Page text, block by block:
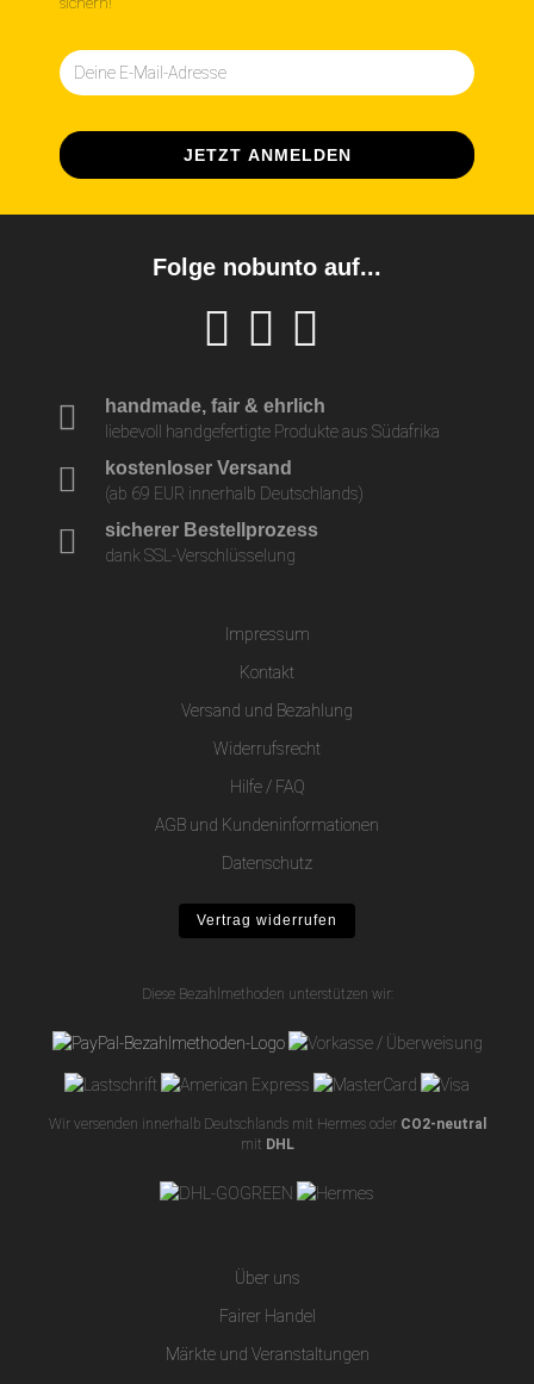
Folge nobunto auf...
handmade, fair & ehrlich
liebevoll handgefertigte Produkte aus Südafrika
kostenloser Versand
(ab 69 EUR innerhalb Deutschlands)
sicherer Bestellprozess
dank SSL-Verschlüsselung
Impressum
Kontakt
Versand und Bezahlung
Widerrufsrecht
Hilfe / FAQ
AGB und Kundeninformationen
Datenschutz
Vertrag widerrufen
Diese Bezahlmethoden unterstützen wir:
Wir versenden innerhalb Deutschlands mit Hermes oder CO2-neutral
mit DHL
Über uns
Fairer Handel
Märkte und Veranstaltungen